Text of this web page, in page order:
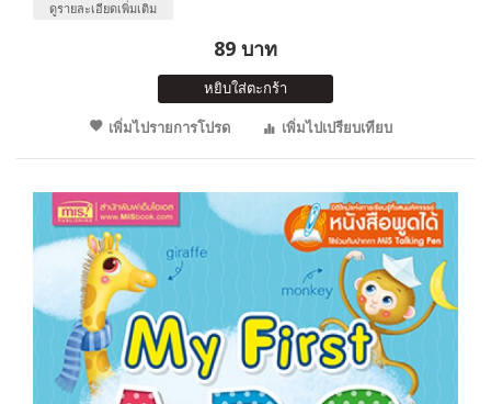
ดูรายละเอียดเพิ่มเติม
89 บาท
หยิบใส่ตะกร้า
เพิ่มไปรายการโปรด
เพิ่มไปเปรียบเทียบ